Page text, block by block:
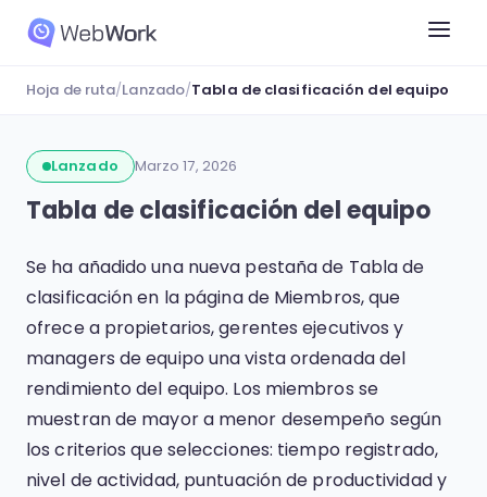
Hoja de ruta/Lanzado/Tabla de clasificación del equipo
Lanzado Marzo 17, 2026
Tabla de clasificación del equipo
Se ha añadido una nueva pestaña de Tabla de
clasificación en la página de Miembros, que
ofrece a propietarios, gerentes ejecutivos y
managers de equipo una vista ordenada del
rendimiento del equipo. Los miembros se
muestran de mayor a menor desempeño según
los criterios que selecciones: tiempo registrado,
nivel de actividad, puntuación de productividad y